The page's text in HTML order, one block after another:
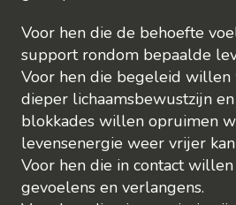
Voor hen die de behoefte
support rondom bepaalde
Voor hen die begeleid willen
dieper lichaamsbewustzijn
blokkades willen opruimen
levensenergie weer vrijer
Voor hen die in contact
gevoelens en verlangens.